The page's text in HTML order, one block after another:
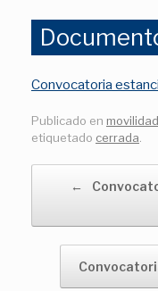
Convocatoria
Publicado en
etiquetado cerrada
←